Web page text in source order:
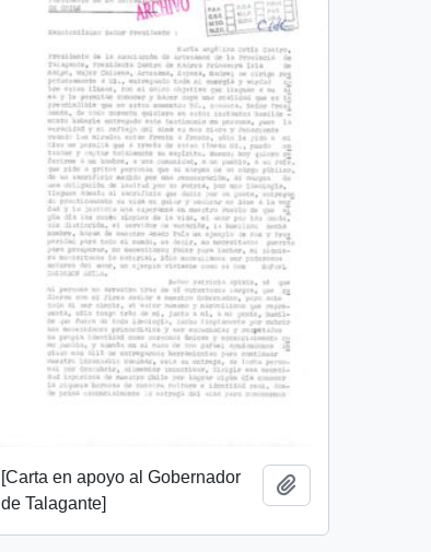
[Carta en apoyo al Gobernador
de Talagante]